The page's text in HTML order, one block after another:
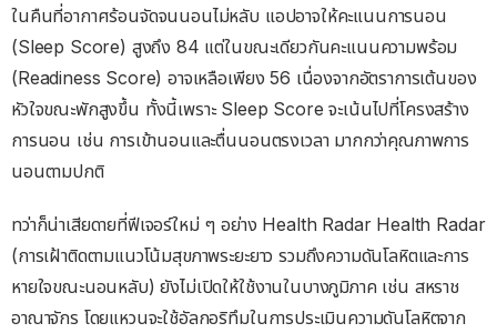
ในคืนที่อากาศร้อนจัดจนนอนไม่หลับ แอปอาจให้คะแนนการนอน
(Sleep Score) สูงถึง 84 แต่ในขณะเดียวกันคะแนนความพร้อม
(Readiness Score) อาจเหลือเพียง 56 เนื่องจากอัตราการเต้นของ
หัวใจขณะพักสูงขึ้น ทั้งนี้เพราะ Sleep Score จะเน้นไปที่โครงสร้าง
การนอน เช่น การเข้านอนและตื่นนอนตรงเวลา มากกว่าคุณภาพการ
นอนตามปกติ
ทว่าก็น่าเสียดายที่ฟีเจอร์ใหม่ ๆ อย่าง Health Radar Health Radar
(การเฝ้าติดตามแนวโน้มสุขภาพระยะยาว รวมถึงความดันโลหิตและการ
หายใจขณะนอนหลับ) ยังไม่เปิดให้ใช้งานในบางภูมิภาค เช่น สหราช
อาณาจักร โดยแหวนจะใช้อัลกอริทึมในการประเมินความดันโลหิตจาก